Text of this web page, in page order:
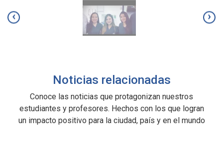
‹ ›
Noticias relacionadas
Conoce las noticias que protagonizan nuestros
estudiantes y profesores. Hechos con los que logran
un impacto positivo para la ciudad, país y en el mundo